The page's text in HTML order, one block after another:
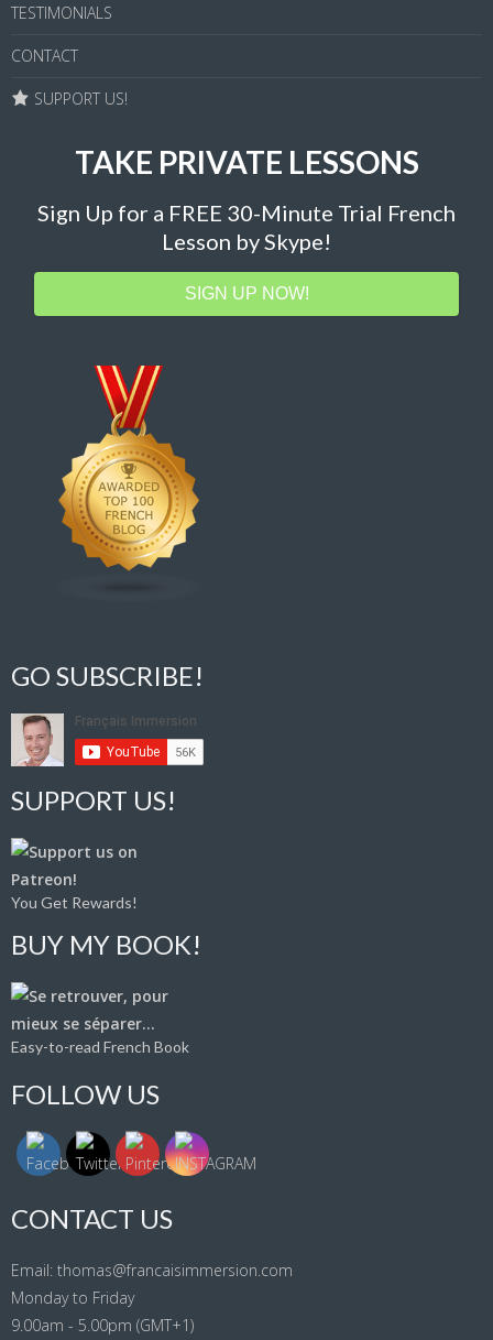
TESTIMONIALS
CONTACT
SUPPORT US!
TAKE PRIVATE LESSONS
Sign Up for a FREE 30-Minute Trial French
Lesson by Skype!
SIGN UP NOW!
GO SUBSCRIBE!
SUPPORT US!
You Get Rewards!
BUY MY BOOK!
Easy-to-read French Book
FOLLOW US
CONTACT US
Email: thomas@francaisimmersion.com
Monday to Friday
9.00am - 5.00pm (GMT+1)